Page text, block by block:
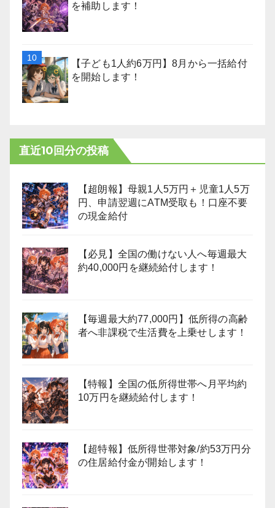
を補助します！
【子ども1人約6万円】8月から一括給付
を開始します！
直近10回分の投稿
【超朗報】母親1人5万円＋児童1人5万
円、申請翌週にATM受取も！口座不要
の現金給付
【必見】全国の働けない人へ毎週最大
約40,000円を継続給付します！
【毎週最大約77,000円】低所得の高齢
者へ非課税で生活費を上乗せします！
【特報】全国の低所得世帯へ月平均約
10万円を継続給付します！
【超特報】低所得世帯対象/約53万円分
の住居給付金が開始します！